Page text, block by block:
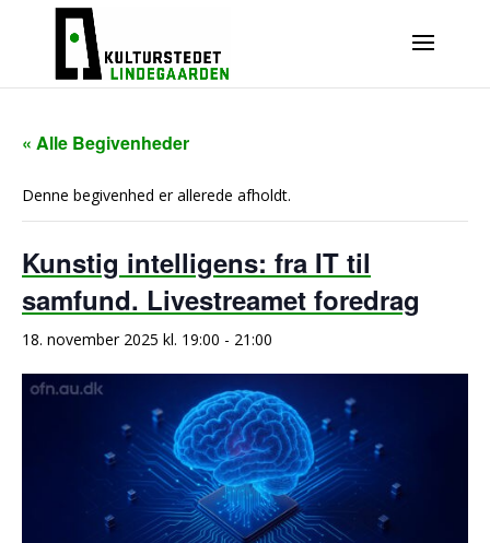
« Alle Begivenheder
Denne begivenhed er allerede afholdt.
Kunstig intelligens: fra IT til
samfund. Livestreamet foredrag
18. november 2025 kl. 19:00 - 21:00